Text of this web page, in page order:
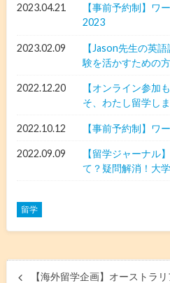
2023.04.21
【事前予約制】ワ
2023
2023.02.09
【Jason先生の英
験を活かすための方
2022.12.20
【オンライン参加
そ、わたし留学し
2022.10.12 【事前予約制】ワ
2022.09.09
【留学ジャーナル
て？疑問解消！大
留学
【海外留学企画】オーストラ